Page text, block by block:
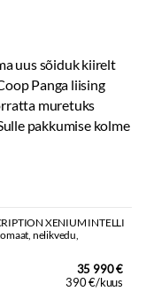
uus sõiduk kiirelt
Panga liising
muretuks
pakkumise kolme
35 990 €
390 €/kuus